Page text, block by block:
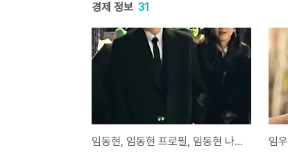
경제 정보 31
임동현, 임동현 프로필, 임동현 나이, 임동현 이부진, 임동현 서울대